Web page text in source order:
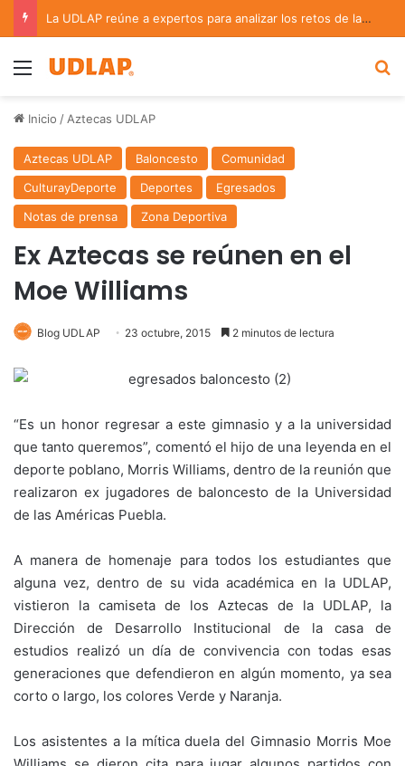
La UDLAP reúne a expertos para analizar los retos de la administración pública municipal
Menu
Inicio / Aztecas UDLAP
Aztecas UDLAP Baloncesto
Comunidad
CulturayDeporte
Deportes
Egresados
Notas de prensa
Zona Deportiva
Ex Aztecas se reúnen en el
Moe Williams
Blog UDLAP 23 octubre, 2015 2 minutos de lectura
“Es un honor regresar a este gimnasio y a la universidad
que tanto queremos”, comentó el hijo de una leyenda en el
deporte poblano, Morris Williams, dentro de la reunión que
realizaron ex jugadores de baloncesto de la Universidad
de las Américas Puebla.
A manera de homenaje para todos los estudiantes que
alguna vez, dentro de su vida académica en la UDLAP,
vistieron la camiseta de los Aztecas de la UDLAP, la
Dirección de Desarrollo Institucional de la casa de
estudios realizó un día de convivencia con todas esas
generaciones que defendieron en algún momento, ya sea
corto o largo, los colores Verde y Naranja.
Los asistentes a la mítica duela del Gimnasio Morris Moe